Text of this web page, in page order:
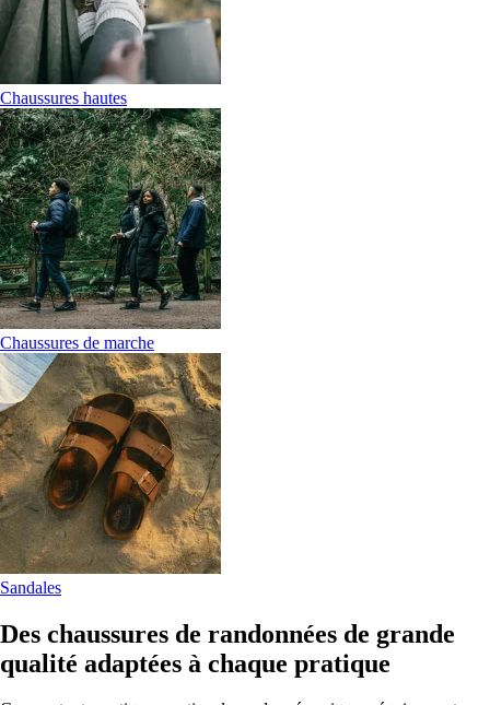
Chaussures hautes
Chaussures de marche
Sandales
Des chaussures de randonnées de grande
qualité adaptées à chaque pratique